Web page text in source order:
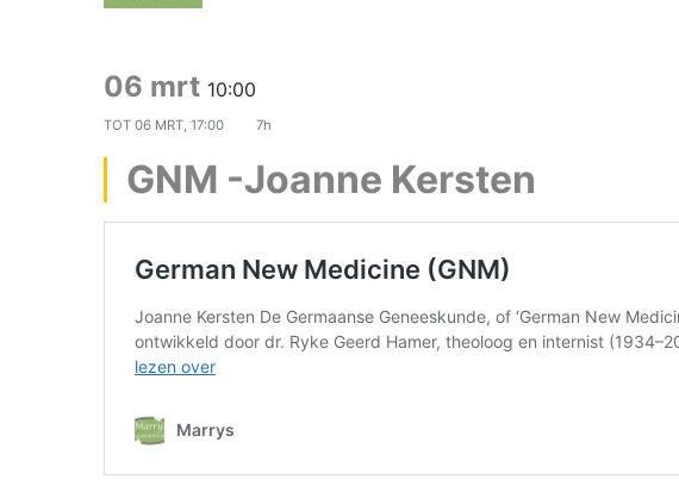
06 mrt 10:00
TOT 06 MRT, 17:00 7h
GNM -Joanne Kersten